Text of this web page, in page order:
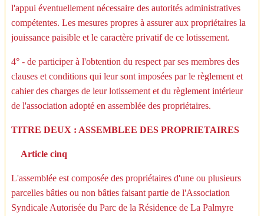
l'appui éventuellement nécessaire des autorités administratives
compétentes. Les mesures propres à assurer aux propriétaires la
jouissance paisible et le caractère privatif de ce lotissement.
4° - de participer à l'obtention du respect par ses membres des
clauses et conditions qui leur sont imposées par le règlement et
cahier des charges de leur lotissement et du règlement intérieur
de l'association adopté en assemblée des propriétaires.
TITRE DEUX : ASSEMBLEE DES PROPRIETAIRES
Article cinq
L'assemblée est composée des propriétaires d'une ou plusieurs
parcelles bâties ou non bâties faisant partie de l'Association
Syndicale Autorisée du Parc de la Résidence de La Palmyre